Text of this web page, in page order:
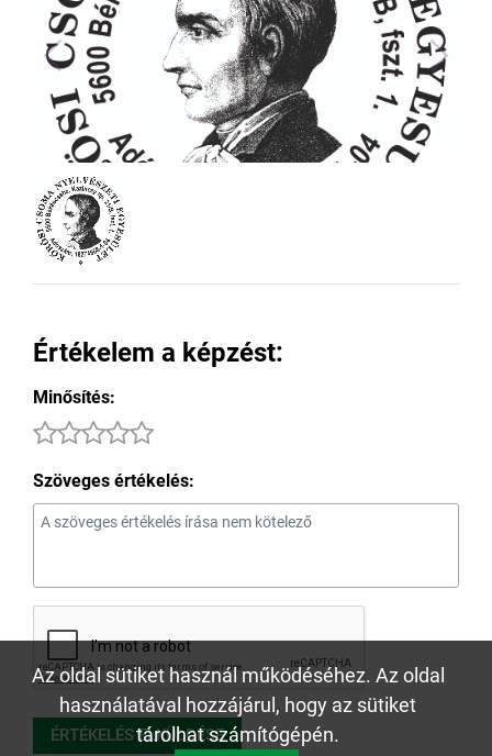
Értékelem a képzést:
Minősítés:
Szöveges értékelés:
ÉRTÉKELÉS ELKÜLDÉSE
Az oldal sütiket használ működéséhez. Az oldal
használatával hozzájárul, hogy az sütiket
tárolhat számítógépén.